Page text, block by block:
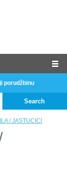
porudžbinu
Search
/ JASTUCICI